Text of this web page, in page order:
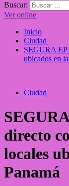
Buscar:
Ver online
Inicio
Ciudad
SEGURA EP
ubicados en
Ciudad
directo
locales
Panamá